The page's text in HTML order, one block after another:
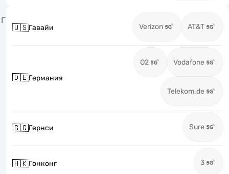
Г
🇺🇸Гавайи Verizon AT&T
🇩🇪Германия
O2 Vodafone
Telekom.de
🇬🇬Гернси Sure
🇭🇰Гонконг 3